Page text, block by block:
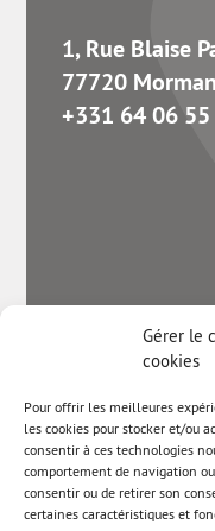
Gérer le
cookies
Pour offrir les meilleures
les cookies pour stocker et/ou
consentir à ces technologies
comportement de navigation
consentir ou de retirer son
certaines caractéristiques et
1, Rue Blaise
77720
+331 64 06